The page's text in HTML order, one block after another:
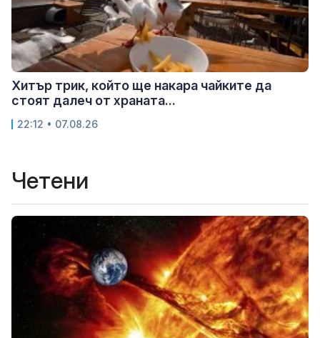
Хитър трик, който ще накара чайките да
стоят далеч от храната...
22:12 • 07.08.26
Четени